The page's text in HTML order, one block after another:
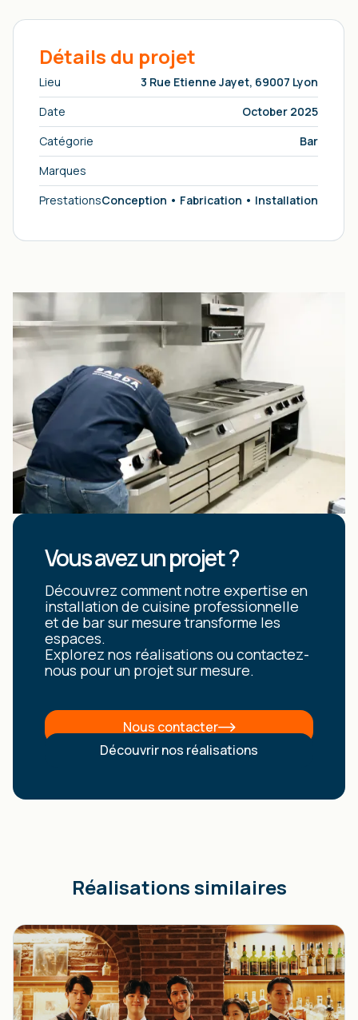
Détails du projet
Lieu
3 Rue Etienne Jayet, 69007 Lyon
Date
October 2025
Catégorie
Bar
Marques
PrestationsConception • Fabrication • Installation
Vous avez un projet ?
Découvrez comment notre expertise en
installation de cuisine professionnelle
et de bar sur mesure transforme les
espaces.
Explorez nos réalisations ou contactez-
nous pour un projet sur mesure.
Nous contacter
Découvrir nos réalisations
Réalisations similaires